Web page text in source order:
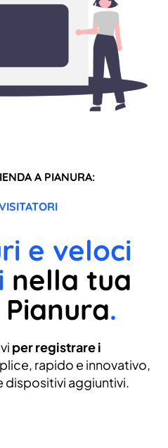
A PIANURA:
e veloci
nella tua
.
per registrare i
rapido e innovativo,
dispositivi aggiuntivi.